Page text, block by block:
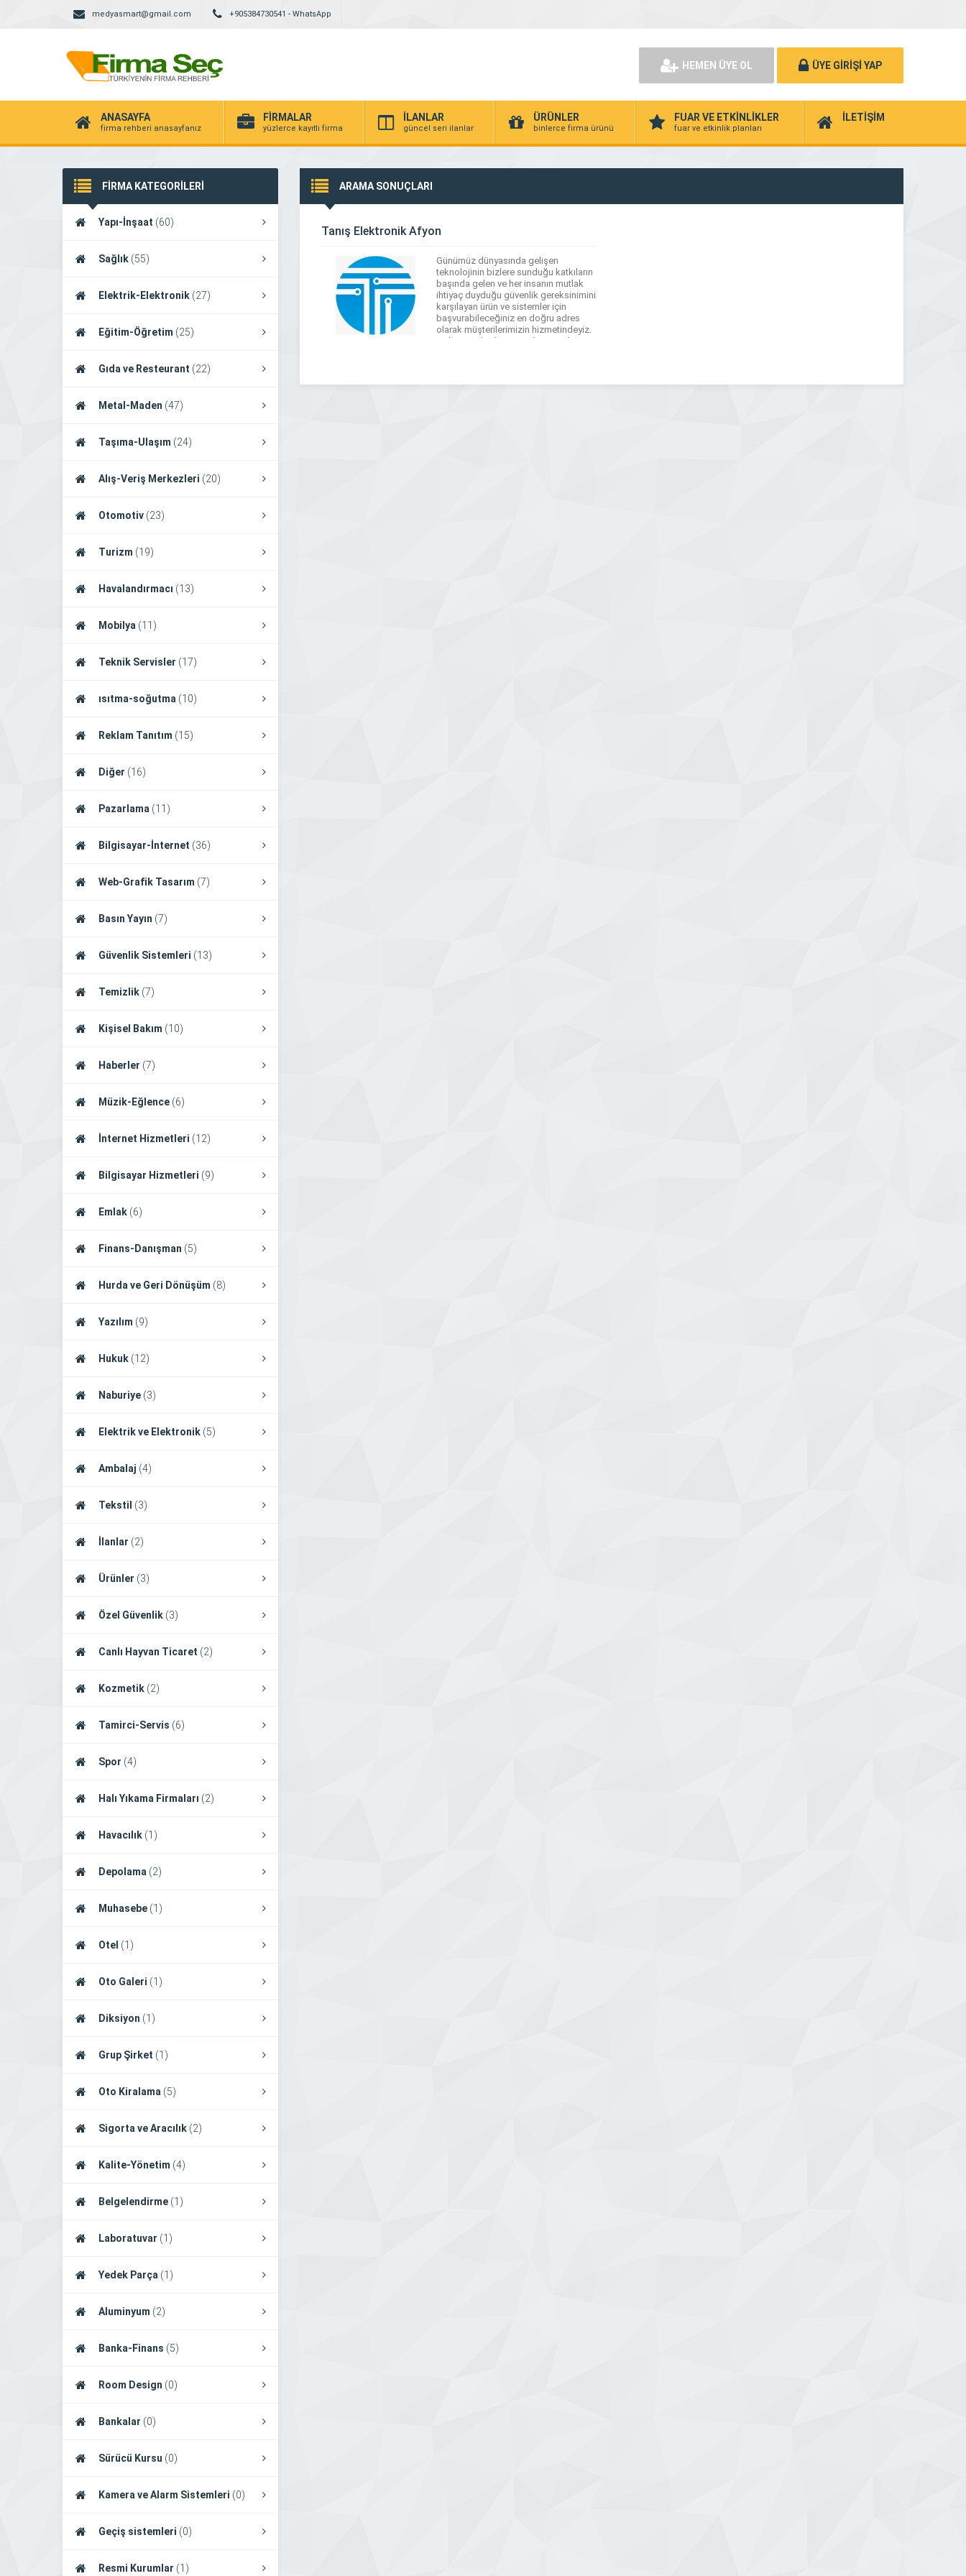
medyasmart@gmail.com +905384730541 - WhatsApp
HEMEN ÜYE OL ÜYE GİRİŞİ YAP
ANASAYFA
firma rehberi anasayfanız
FİRMALAR
yüzlerce kayıtlı firma
İLANLAR
güncel seri ilanlar
ÜRÜNLER
binlerce firma ürünü
FUAR VE ETKİNLİKLER
fuar ve etkinlik planları
İLETİŞİM
FİRMA KATEGORİLERİ
Yapı-İnşaat (60)
Sağlık (55)
Elektrik-Elektronik (27)
Eğitim-Öğretim (25)
Gıda ve Resteurant (22)
Metal-Maden (47)
Taşıma-Ulaşım (24)
Alış-Veriş Merkezleri (20)
Otomotiv (23)
Turizm (19)
Havalandırmacı (13)
Mobilya (11)
Teknik Servisler (17)
ısıtma-soğutma (10)
Reklam Tanıtım (15)
Diğer (16)
Pazarlama (11)
Bilgisayar-İnternet (36)
Web-Grafik Tasarım (7)
Basın Yayın (7)
Güvenlik Sistemleri (13)
Temizlik (7)
Kişisel Bakım (10)
Haberler (7)
Müzik-Eğlence (6)
İnternet Hizmetleri (12)
Bilgisayar Hizmetleri (9)
Emlak (6)
Finans-Danışman (5)
Hurda ve Geri Dönüşüm (8)
Yazılım (9)
Hukuk (12)
Naburiye (3)
Elektrik ve Elektronik (5)
Ambalaj (4)
Tekstil (3)
İlanlar (2)
Ürünler (3)
Özel Güvenlik (3)
Canlı Hayvan Ticaret (2)
Kozmetik (2)
Tamirci-Servis (6)
Spor (4)
Halı Yıkama Firmaları (2)
Havacılık (1)
Depolama (2)
Muhasebe (1)
Otel (1)
Oto Galeri (1)
Diksiyon (1)
Grup Şirket (1)
Oto Kiralama (5)
Sigorta ve Aracılık (2)
Kalite-Yönetim (4)
Belgelendirme (1)
Laboratuvar (1)
Yedek Parça (1)
Aluminyum (2)
Banka-Finans (5)
Room Design (0)
Bankalar (0)
Sürücü Kursu (0)
Kamera ve Alarm Sistemleri (0)
Geçiş sistemleri (0)
Resmi Kurumlar (1)
ARAMA SONUÇLARI
Tanış Elektronik Afyon
Günümüz dünyasında gelişen
teknolojinin bizlere sunduğu katkıların
başında gelen ve her insanın mutlak
ihtiyaç duyduğu güvenlik gereksinimini
karşılayan ürün ve sistemler için
başvurabileceğiniz en doğru adres
olarak müşterilerimizin hizmetindeyiz.
Çok geniş bir hizmet yelpazesi ile
sistemleri ile ilgili […]